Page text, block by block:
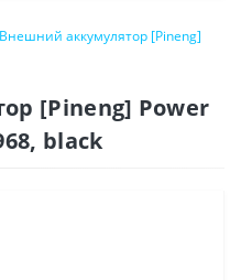
Внешний аккумулятор [Pineng]
[Pineng] Power
black